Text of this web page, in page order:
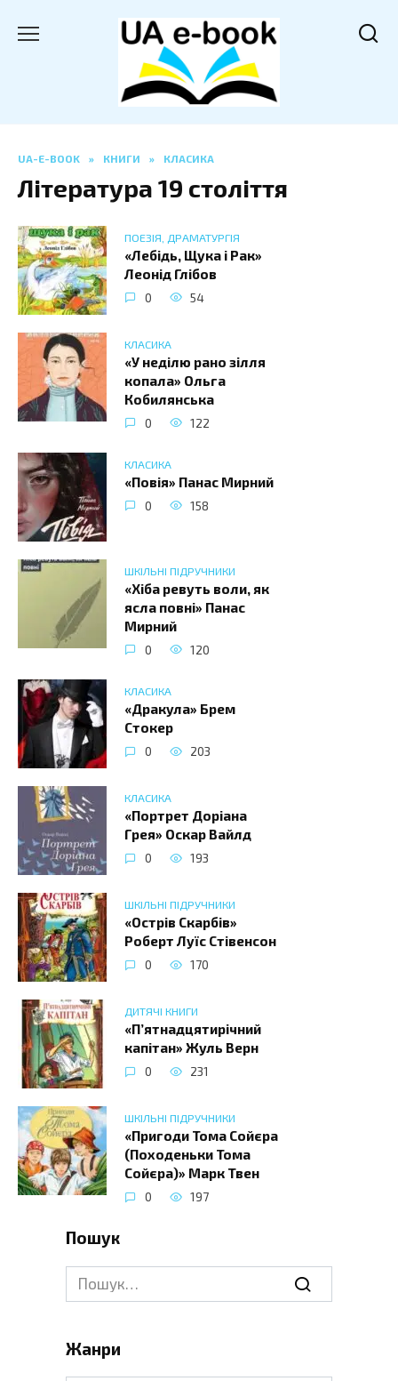
UA-E-BOOK » КНИГИ » КЛАСИКА
Література 19 століття
ПОЕЗІЯ, ДРАМАТУРГІЯ
«Лебідь, Щука і Рак»
Леонід Глібов
0 54
КЛАСИКА
«У неділю рано зілля
копала» Ольга
Кобилянська
0 122
КЛАСИКА
«Повія» Панас Мирний
0 158
ШКІЛЬНІ ПІДРУЧНИКИ
«Хіба ревуть воли, як
ясла повні» Панас
Мирний
0 120
КЛАСИКА
«Дракула» Брем
Стокер
0 203
КЛАСИКА
«Портрет Доріана
Грея» Оскар Вайлд
0 193
ШКІЛЬНІ ПІДРУЧНИКИ
«Острів Скарбів»
Роберт Луїс Стівенсон
0 170
ДИТЯЧІ КНИГИ
«П’ятнадцятирічний
капітан» Жуль Верн
0 231
ШКІЛЬНІ ПІДРУЧНИКИ
«Пригоди Тома Сойєра
(Походеньки Тома
Сойєра)» Марк Твен
0 197
Пошук
Search
for:
Жанри